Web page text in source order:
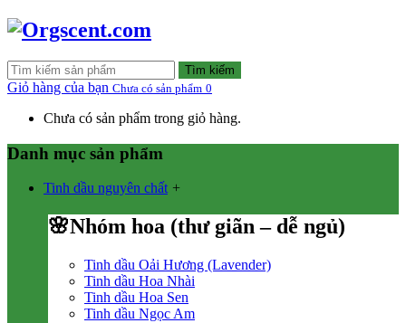
Tìm kiếm
Giỏ hàng của bạn Chưa có sản phẩm 0
Chưa có sản phẩm trong giỏ hàng.
Danh mục sản phẩm
Tinh dầu nguyên chất +
🌸Nhóm hoa (thư giãn – dễ ngủ)
Tinh dầu Oải Hương (Lavender)
Tinh dầu Hoa Nhài
Tinh dầu Hoa Sen
Tinh dầu Ngọc Am